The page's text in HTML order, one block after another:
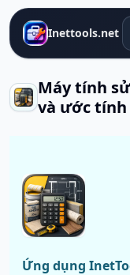
Inettools.net
Máy tính
và ước tính
Ứng dụng